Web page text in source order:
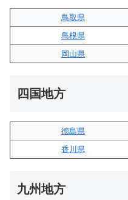
鳥取県
島根県
岡山県
四国地方
徳島県
香川県
九州地方